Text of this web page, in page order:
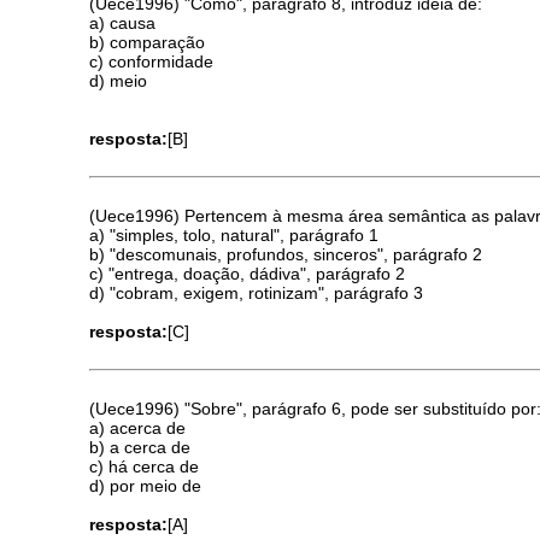
a) causa
b) comparação
c) conformidade
d) meio
resposta:[B]
(Uece1996) Pertencem à mesma área semântica as
a) "simples, tolo, natural", parágrafo 1
b) "descomunais, profundos, sinceros", parágrafo 2
c) "entrega, doação, dádiva", parágrafo 2
d) "cobram, exigem, rotinizam", parágrafo 3
resposta:[C]
(Uece1996) "Sobre", parágrafo 6, pode ser substituído por:
a) acerca de
b) a cerca de
c) há cerca de
d) por meio de
resposta:[A]